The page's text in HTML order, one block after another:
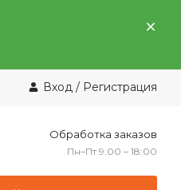
Вход / Регистрация
Обработка заказов
Пн–Пт 9:00 – 18:00